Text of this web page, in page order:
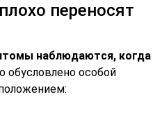
переносят
наблюдаются, когда
обусловлено особой